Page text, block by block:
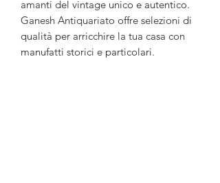
amanti del vintage unico e autentico.
Ganesh Antiquariato offre selezioni di
qualità per arricchire la tua casa con
manufatti storici e particolari.